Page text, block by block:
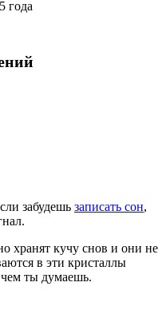
года
забудешь записать сон,
хранят кучу снов и они не
в эти кристаллы
ты думаешь.